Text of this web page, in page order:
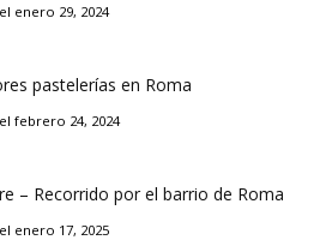
enero 29, 2024
pastelerías en Roma
febrero 24, 2024
– Recorrido por el barrio de Roma
enero 17, 2025